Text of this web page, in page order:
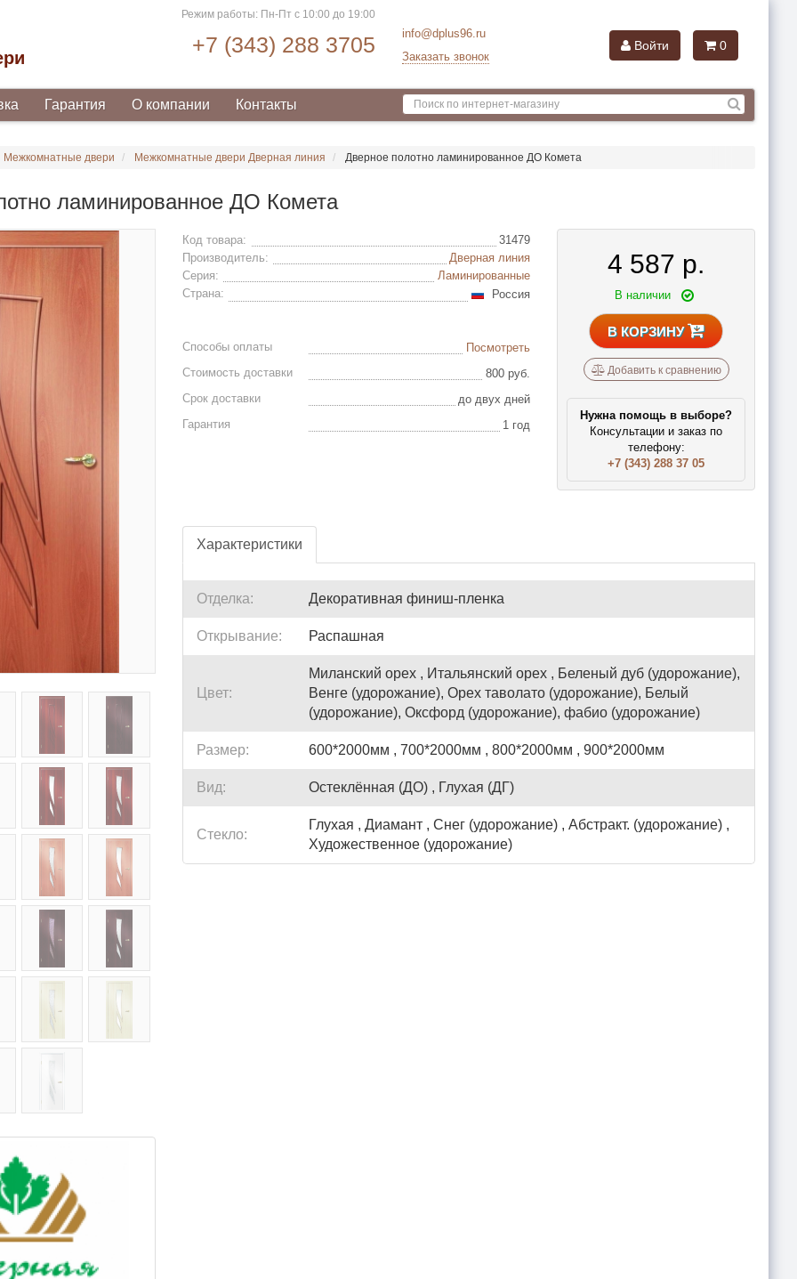
Режим работы: Пн-Пт с 10:00 до 19:00
+7 (343) 288 3705
info@dplus96.ru
Заказать звонок
Войти 0
Гарантия О компании Контакты
Межкомнатные двери Межкомнатные двери Дверная линия Дверное полотно ламинированное ДО Комета
ламинированное ДО Комета
Код товара:
31479
Производитель:
Дверная линия
Серия:
Ламинированные
Страна:
Россия
Способы оплаты
Посмотреть
Стоимость доставки
800 руб.
Срок доставки
до двух дней
Гарантия
1 год
4 587 р.
В наличии
В КОРЗИНУ
Добавить к сравнению
Нужна помощь в выборе?
Консультации и заказ по
телефону:
+7 (343) 288 37 05
Характеристики
Отделка: Декоративная финиш-пленка
Открывание: Распашная
Цвет:
Миланский орех , Итальянский орех , Беленый дуб (удорожание),
Венге (удорожание), Орех таволато (удорожание), Белый
(удорожание), Оксфорд (удорожание), фабио (удорожание)
Размер: 600*2000мм , 700*2000мм , 800*2000мм , 900*2000мм
Вид: Остеклённая (ДО) , Глухая (ДГ)
Стекло:
Глухая , Диамант , Снег (удорожание) , Абстракт. (удорожание) ,
Художественное (удорожание)